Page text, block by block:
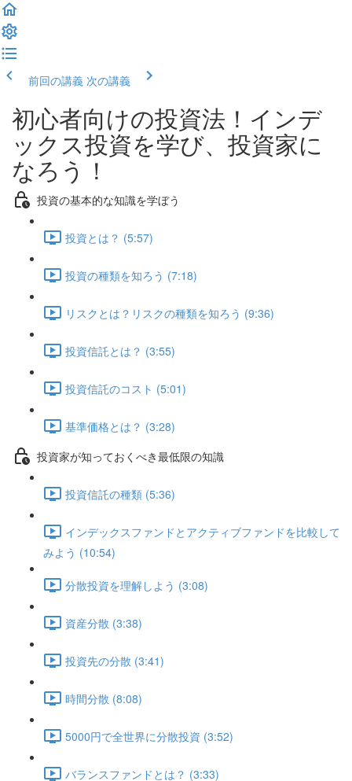
前回の講義 次の講義
初心者向けの投資法！インデ
ックス投資を学び、投資家に
なろう！
投資の基本的な知識を学ぼう
投資とは？ (5:57)
投資の種類を知ろう (7:18)
リスクとは？リスクの種類を知ろう (9:36)
投資信託とは？ (3:55)
投資信託のコスト (5:01)
基準価格とは？ (3:28)
投資家が知っておくべき最低限の知識
投資信託の種類 (5:36)
インデックスファンドとアクティブファンドを比較して
みよう (10:54)
分散投資を理解しよう (3:08)
資産分散 (3:38)
投資先の分散 (3:41)
時間分散 (8:08)
5000円で全世界に分散投資 (3:52)
バランスファンドとは？ (3:33)